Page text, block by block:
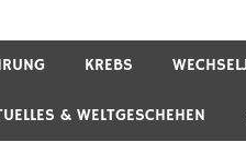
KREBS
& WELTGESCHEHEN